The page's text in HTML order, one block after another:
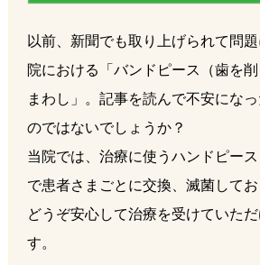
以前、新聞でも取り上げられて問
院における「バンドピース（歯を
まわし」。記事を読んで不安にな
のではないでしょうか？
当院では、治療に使うハンドピー
で患者さまごとに交換、滅菌してお
どうぞ安心して治療を受けていた
す。